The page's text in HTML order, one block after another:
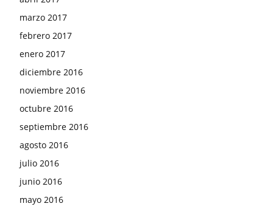
marzo 2017
febrero 2017
enero 2017
diciembre 2016
noviembre 2016
octubre 2016
septiembre 2016
agosto 2016
julio 2016
junio 2016
mayo 2016